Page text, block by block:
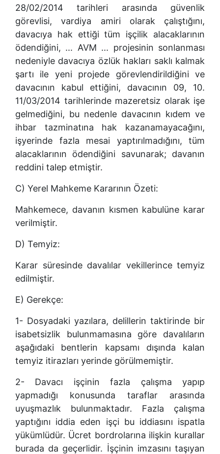
28/02/2014 tarihleri arasında güvenlik
görevlisi, vardiya amiri olarak çalıştığını,
davacıya hak ettiği tüm işçilik alacaklarının
ödendiğini, ... AVM ... projesinin sonlanması
nedeniyle davacıya özlük hakları saklı kalmak
şartı ile yeni projede görevlendirildiğini ve
davacının kabul ettiğini, davacının 09, 10.
11/03/2014 tarihlerinde mazeretsiz olarak işe
gelmediğini, bu nedenle davacının kıdem ve
ihbar tazminatına hak kazanamayacağını,
işyerinde fazla mesai yaptırılmadığını, tüm
alacaklarının ödendiğini savunarak; davanın
reddini talep etmiştir.
C) Yerel Mahkeme Kararının Özeti:
Mahkemece, davanın kısmen kabulüne karar
verilmiştir.
D) Temyiz:
Karar süresinde davalılar vekillerince temyiz
edilmiştir.
E) Gerekçe:
1- Dosyadaki yazılara, delillerin taktirinde bir
isabetsizlik bulunmamasına göre davalıların
aşağıdaki bentlerin kapsamı dışında kalan
temyiz itirazları yerinde görülmemiştir.
2- Davacı işçinin fazla çalışma yapıp
yapmadığı konusunda taraflar arasında
uyuşmazlık bulunmaktadır. Fazla çalışma
yaptığını iddia eden işçi bu iddiasını ispatla
yükümlüdür. Ücret bordrolarına ilişkin kurallar
burada da geçerlidir. İşçinin imzasını taşıyan